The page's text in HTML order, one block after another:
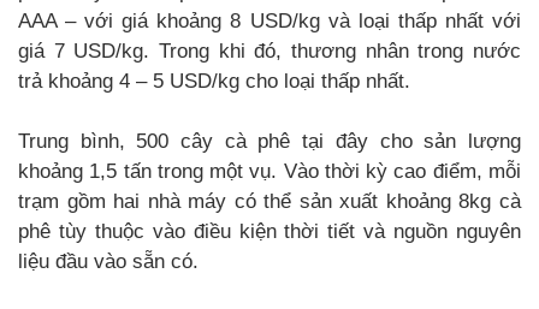
AAA – với giá khoảng 8 USD/kg và loại thấp nhất với
giá 7 USD/kg. Trong khi đó, thương nhân trong nước
trả khoảng 4 – 5 USD/kg cho loại thấp nhất.
Trung bình, 500 cây cà phê tại đây cho sản lượng
khoảng 1,5 tấn trong một vụ. Vào thời kỳ cao điểm, mỗi
trạm gồm hai nhà máy có thể sản xuất khoảng 8kg cà
phê tùy thuộc vào điều kiện thời tiết và nguồn nguyên
liệu đầu vào sẵn có.